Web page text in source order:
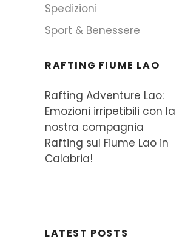
Spedizioni
Sport & Benessere
RAFTING FIUME LAO
Rafting Adventure Lao:
Emozioni irripetibili con la
nostra compagnia
Rafting sul Fiume Lao in
Calabria!
LATEST POSTS